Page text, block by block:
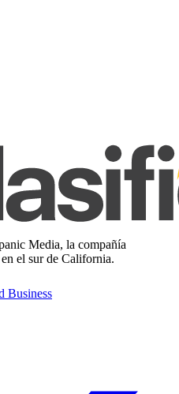
Media, la compañía
el sur de California.
Business